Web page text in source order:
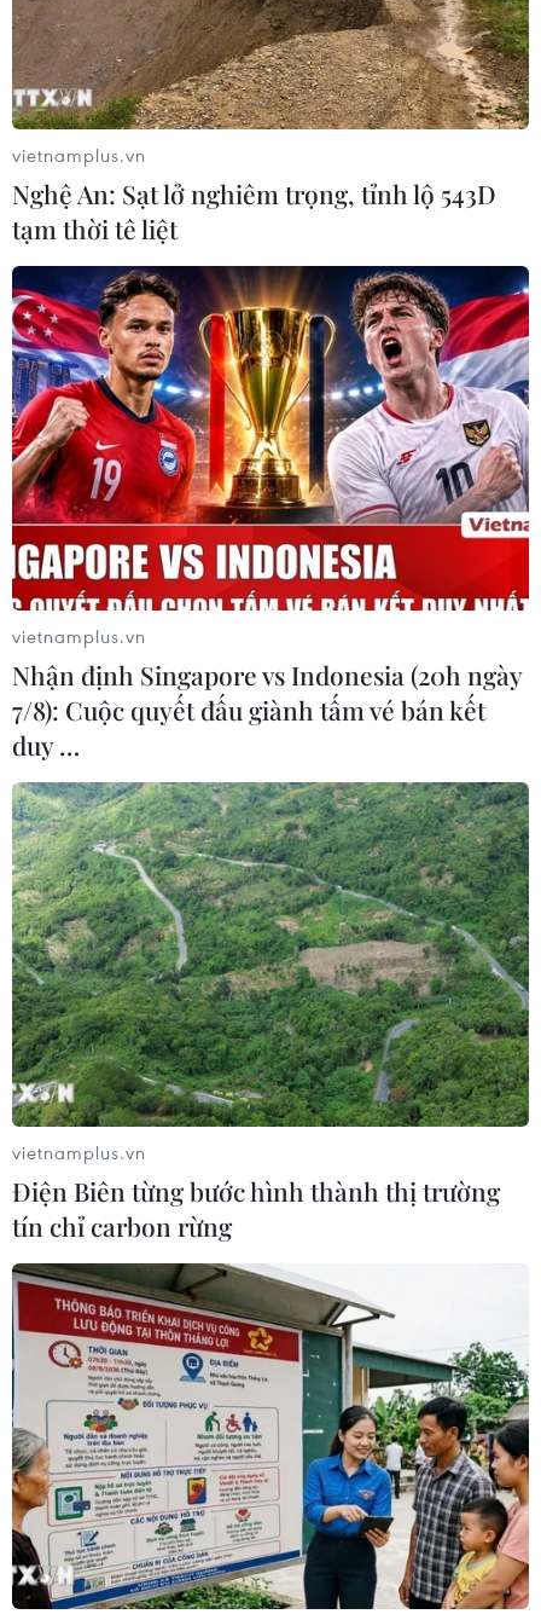
29/09/2024 13:58
Các công nghệ mới trong tương lai có thể áp dụng như
SNP sử dụng NGS và microarray để tăng hiệu quả các
dự án liên quan cơ sở dữ liệu gene, các công tác phục
vụ việc xác định danh tính liệt sỹ...
vietnamplus.vn
Nghệ An: Sạt lở nghiêm trọng, tỉnh lộ 543D
tạm thời tê liệt
vietnamplus.vn
Nhận định Singapore vs Indonesia (20h ngày
7/8): Cuộc quyết đấu giành tấm vé bán kết
duy …
vietnamplus.vn
Điện Biên từng bước hình thành thị trường
tín chỉ carbon rừng